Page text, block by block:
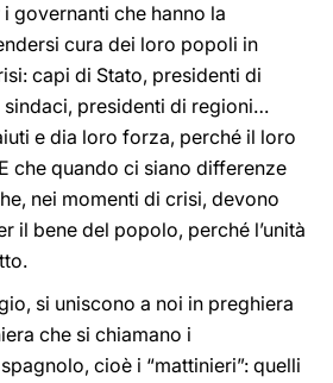
governanti che hanno la
cura dei loro popoli in
capi di Stato, presidenti di
presidenti di regioni…
e dia loro forza, perché il loro
che quando ci siano differenze
nei momenti di crisi, devono
il bene del popolo, perché l’unità
si uniscono a noi in preghiera
che si chiamano i
spagnolo, cioè i “mattinieri”: quelli